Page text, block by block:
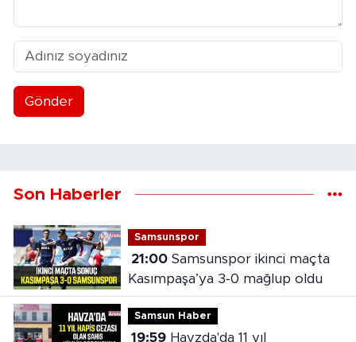
Gönder
Son Haberler
Samsunspor
21:00Samsunspor ikinci maçta
Kasımpaşa’ya 3-0 mağlup oldu
Samsun Haber
19:59Havzda'da 11 yıl